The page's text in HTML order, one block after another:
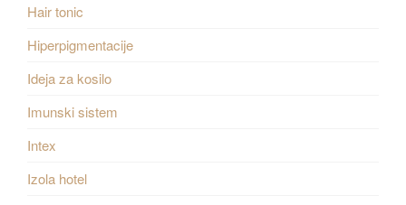
Hair tonic
Hiperpigmentacije
Ideja za kosilo
Imunski sistem
Intex
Izola hotel